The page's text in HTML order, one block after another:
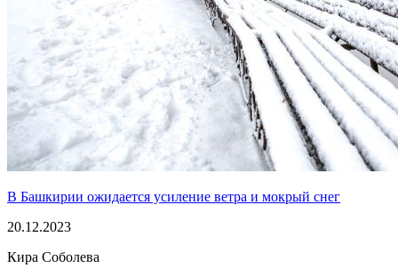
В Башкирии ожидается усиление ветра и мокрый снег
20.12.2023
Кира Соболева